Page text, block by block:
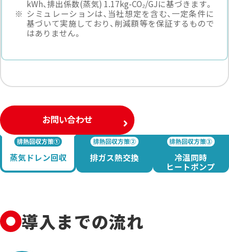
kWh、排出係数(蒸気) 1.17kg-CO₂/GJに基づきます。
シミュレーションは、当社想定を含む、一定条件に
基づいて実施しており、削減額等を保証するもので
はありません。
お問い合わせ
排熱回収方策①
蒸気ドレン回収
排熱回収方策②
排ガス熱交換
排熱回収方策③
冷温同時
ヒートポンプ
導入までの流れ